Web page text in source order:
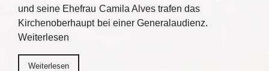
und seine Ehefrau Camila Alves trafen das
Kirchenoberhaupt bei einer Generalaudienz.
Weiterlesen
Weiterlesen